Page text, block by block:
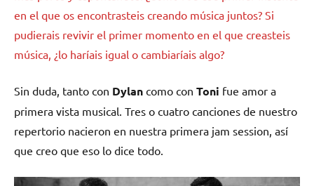
en el que os encontrasteis creando música juntos? Si
pudierais revivir el primer momento en el que creasteis
música, ¿lo haríais igual o cambiaríais algo?
Sin duda, tanto con Dylan como con Toni fue amor a
primera vista musical. Tres o cuatro canciones de nuestro
repertorio nacieron en nuestra primera jam session, así
que creo que eso lo dice todo.